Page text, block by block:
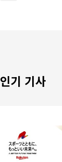
인기 기사